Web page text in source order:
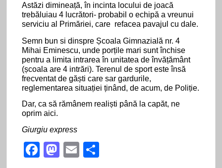
Olguța Vasilescu este impresionată de stilul ultra-ultra
Doi motocicliști au fost dați dispăruți în boscheții din “Parcul
fără nume”
Cine suntem și cum ne comportăm în lume? Temperamentul,
Când SENZAȚIONALUL face PRĂPĂD sau Apetitul pentru
morți și răniți, crime sau măcar un mic viol
Ce soarta va avea Complexul Stejarul din Pădurea
Bălănoaiei?!
Astăzi dimineață, în incinta locului de joacă
trebăluiau 4 lucrători- probabil o echipă a vreunui
serviciu al Primăriei, care refacea pavajul cu dale.
Semn bun si dinspre Școala Gimnazială nr. 4
Mihai Eminescu, unde porțile mari sunt închise
pentru a limita intrarea în unitatea de învățământ
(școala are 4 intrări). Terenul de sport este însă
frecventat de găști care sar gardurile,
reglementarea situației ținând, de acum, de Poliție.
Dar, ca să rămânem realiști până la capăt, ne
oprim aici.
Giurgiu express
F
M E